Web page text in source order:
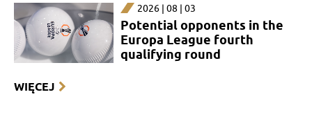
2026 | 08 | 03
Potential opponents in the
Europa League fourth
qualifying round
WIĘCEJ